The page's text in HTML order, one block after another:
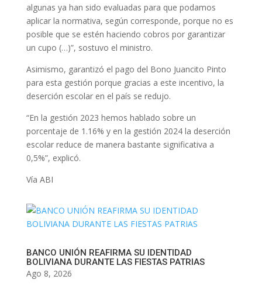
algunas ya han sido evaluadas para que podamos
aplicar la normativa, según corresponde, porque no es
posible que se estén haciendo cobros por garantizar
un cupo (…)”, sostuvo el ministro.
Asimismo, garantizó el pago del Bono Juancito Pinto
para esta gestión porque gracias a este incentivo, la
deserción escolar en el país se redujo.
“En la gestión 2023 hemos hablado sobre un
porcentaje de 1.16% y en la gestión 2024 la deserción
escolar reduce de manera bastante significativa a
0,5%”, explicó.
Vía ABI
BANCO UNIÓN REAFIRMA SU IDENTIDAD
BOLIVIANA DURANTE LAS FIESTAS PATRIAS
Ago 8, 2026